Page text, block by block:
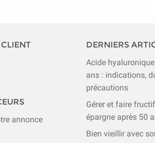
annonce
DERNIERS
Acide
ans : indications,
précautions
Gérer et faire
épargne après 50
Bien vieillir avec